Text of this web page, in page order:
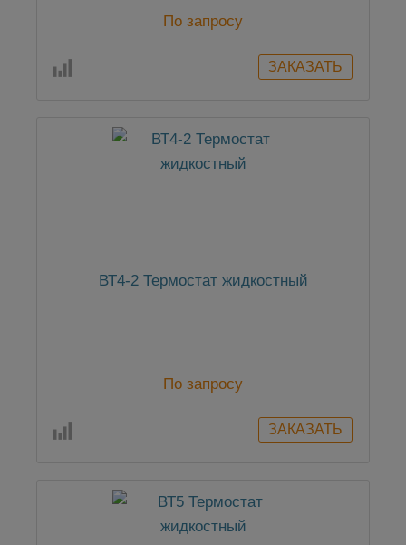
По запросу
ВТ4-2 Термостат жидкостный
По запросу